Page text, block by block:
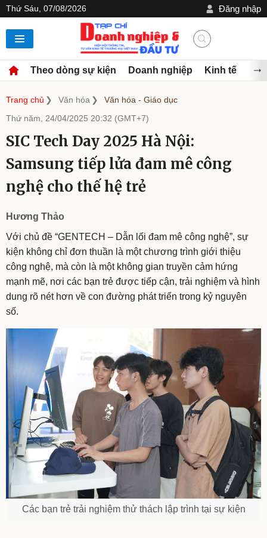
Thứ Sáu, 07/08/2026 Đăng nhập
Theo dòng sự kiện Doanh nghiệp Kinh tế
Trang chủ Văn hóa
Văn hóa - Giáo dục
Thứ năm, 24/04/2025 20:32 (GMT+7)
SIC Tech Day 2025 Hà Nội:
Samsung tiếp lửa đam mê công
nghệ cho thế hệ trẻ
Hương Thảo
Với chủ đề “GENTECH – Dẫn lối đam mê công nghệ”, sự
kiện không chỉ đơn thuần là một chương trình giới thiệu
công nghệ, mà còn là một không gian truyền cảm hứng
mạnh mẽ, nơi các bạn trẻ được tiếp cận, trải nghiệm và hình
dung rõ nét hơn về con đường phát triển trong kỷ nguyên
số.
Các bạn trẻ trải nghiệm thử thách lập trình tại sự kiện